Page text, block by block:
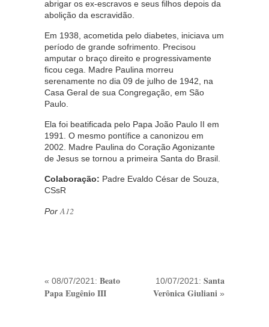
abrigar os ex-escravos e seus filhos depois da
abolição da escravidão.
Em 1938, acometida pelo diabetes, iniciava um
período de grande sofrimento. Precisou
amputar o braço direito e progressivamente
ficou cega. Madre Paulina morreu
serenamente no dia 09 de julho de 1942, na
Casa Geral de sua Congregação, em São
Paulo.
Ela foi beatificada pelo Papa João Paulo II em
1991. O mesmo pontífice a canonizou em
2002. Madre Paulina do Coração Agonizante
de Jesus se tornou a primeira Santa do Brasil.
Colaboração: Padre Evaldo César de Souza,
CSsR
Por A12
« 08/07/2021: Beato
Papa Eugênio III
10/07/2021: Santa
Verônica Giuliani »